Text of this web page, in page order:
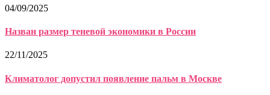
04/09/2025
Назван размер теневой экономики в России
22/11/2025
Климатолог допустил появление пальм в Москве